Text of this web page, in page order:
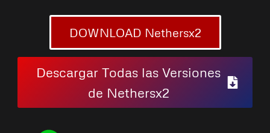
DOWNLOAD Nethersx2
Descargar Todas las Versiones
de Nethersx2